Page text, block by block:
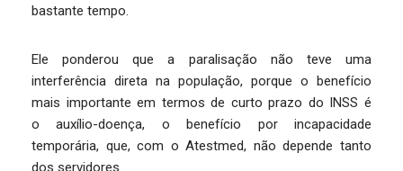
bastante tempo.
Ele ponderou que a paralisação não teve uma
interferência direta na população, porque o benefício
mais importante em termos de curto prazo do INSS é
o auxílio-doença, o benefício por incapacidade
temporária, que, com o Atestmed, não depende tanto
dos servidores.